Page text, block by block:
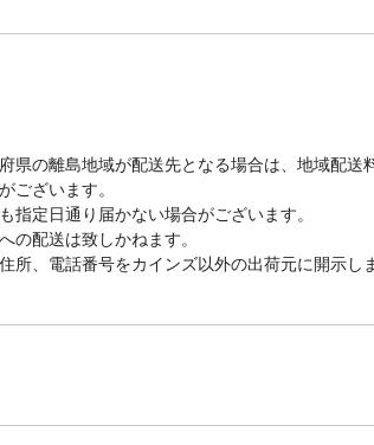
県の離島地域が配送先となる場合は、地域配
ございます。
指定日通り届かない場合がございます。
の配送は致しかねます。
所、電話番号をカインズ以外の出荷元に開示し